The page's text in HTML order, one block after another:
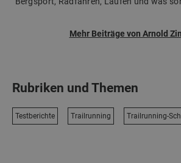
Mehr Beiträge von Arnold
Rubriken und Themen
Testberichte Trailrunning Trailrunning-